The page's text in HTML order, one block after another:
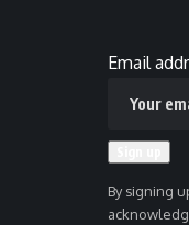
Email
By signing